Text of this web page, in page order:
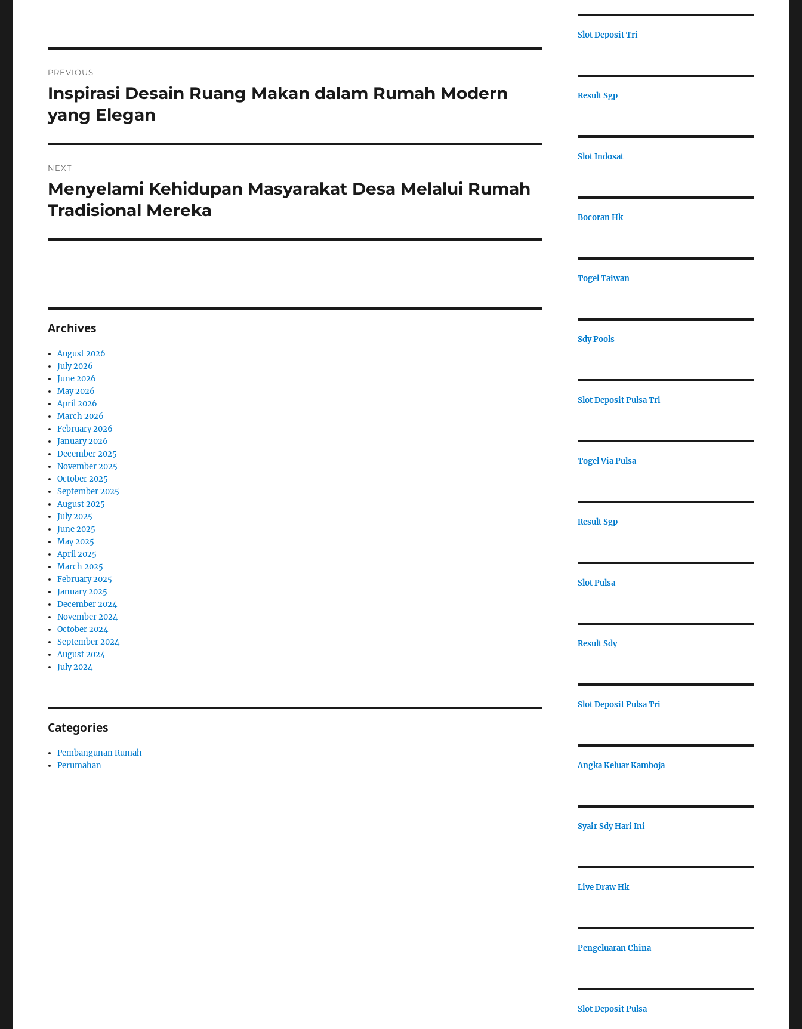
navigation
PREVIOUS
Previous
Inspirasi Desain Ruang Makan dalam Rumah Modern
yang Elegan
NEXT
Next
post:
Menyelami Kehidupan Masyarakat Desa Melalui Rumah
Tradisional Mereka
Archives
August 2026
July 2026
June 2026
May 2026
April 2026
March 2026
February 2026
January 2026
December 2025
November 2025
October 2025
September 2025
August 2025
July 2025
June 2025
May 2025
April 2025
March 2025
February 2025
January 2025
December 2024
November 2024
October 2024
September 2024
August 2024
July 2024
Categories
Pembangunan Rumah
Perumahan
Slot Deposit Tri
Result Sgp
Slot Indosat
Bocoran Hk
Togel Taiwan
Sdy Pools
Slot Deposit Pulsa Tri
Togel Via Pulsa
Result Sgp
Slot Pulsa
Result Sdy
Slot Deposit Pulsa Tri
Angka Keluar Kamboja
Syair Sdy Hari Ini
Live Draw Hk
Pengeluaran China
Slot Deposit Pulsa